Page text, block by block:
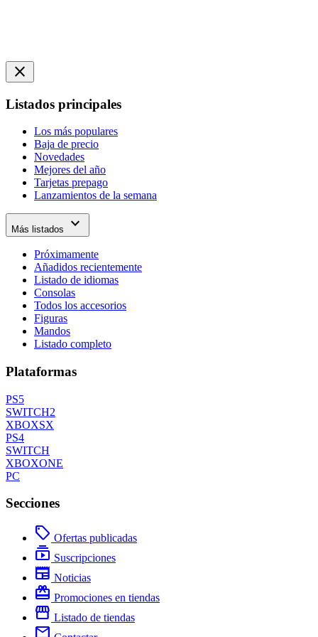
close
Listados principales
Los más populares
Baja de precio
Novedades
Mejores del año
Tarjetas prepago
Lanzamientos de la semana
Más listados expand_more
Próximamente
Añadidos recientemente
Listado de idiomas
Consolas
Todos los accesorios
Figuras
Mandos
Listado completo
Plataformas
PS5
SWITCH2
XBOXSX
PS4
SWITCH
XBOXONE
PC
Secciones
local_offer Ofertas publicadas
subscriptions Suscripciones
newspaper Noticias
redeem Promociones en tiendas
storefront Listado de tiendas
mail